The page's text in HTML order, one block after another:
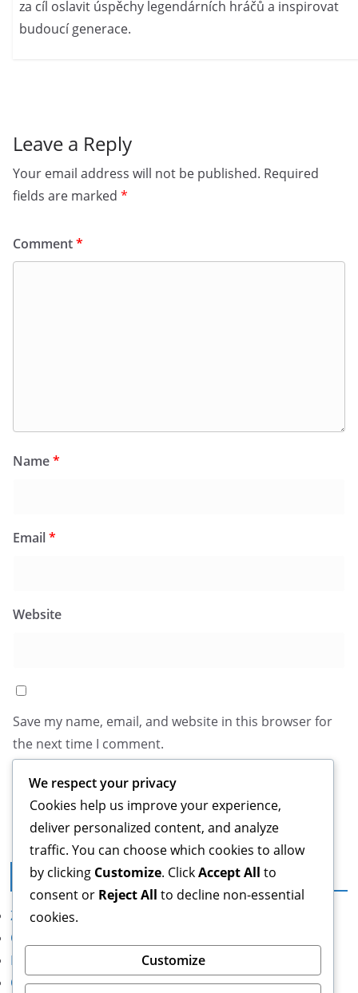
za cíl oslavit úspěchy legendárních hráčů a inspirovat
budoucí generace.
Leave a Reply
Your email address will not be published. Required
fields are marked *
Comment*
Name*
Email*
Website
Save my name, email, and website in this browser for
the next time I comment.
Právní informace
Zásady ochrany dat
O společnosti
Kontakt
Obchodní podmínky
We respect your privacy
Cookies help us improve your experience,
deliver personalized content, and analyze
traffic. You can choose which cookies to allow
by clicking Customize. ClickAccept All to
consent or Reject All to decline non-essential
cookies.
Customize